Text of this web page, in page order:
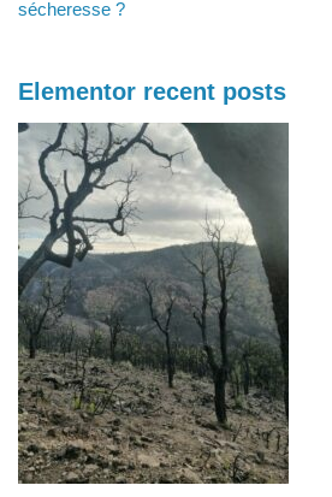
sécheresse ?
Elementor recent posts